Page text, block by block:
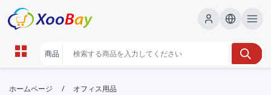
オフィス用品 | XOOBAY B2B/B2C
ホームページ / オフィス用品